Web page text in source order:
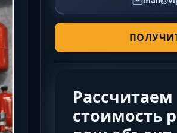
Рассчитаем
стоимость